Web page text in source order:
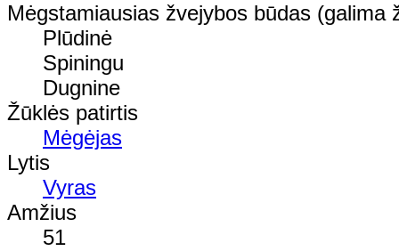
Mėgstamiausias žvejybos būdas (galima
Plūdinė
Spiningu
Dugnine
Žūklės patirtis
Mėgėjas
Lytis
Vyras
Amžius
51